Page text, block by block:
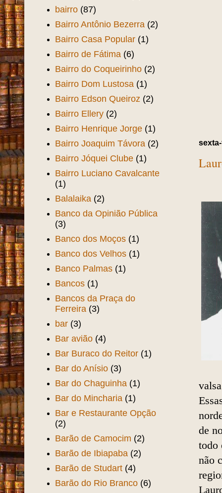
de
todo
não
bairro (87)
Bairro Antônio Bezerra (2)
Bairro Casa Popular (1)
Bairro de Fátima (6)
Bairro do Coqueirinho (2)
Bairro Dom Lustosa (1)
Bairro Edson Queiroz (2)
Bairro Ellery (2)
Bairro Henrique Jorge (1)
Bairro Joaquim Távora (2)
Bairro Jóquei Clube (1)
Bairro Luciano Cavalcante
(1)
Balalaika (2)
Banco da Opinião Pública
(3)
Banco dos Moços (1)
Banco dos Velhos (1)
Banco Palmas (1)
Bancos (1)
Bancos da Praça do
Ferreira (3)
bar (3)
Bar avião (4)
Bar Buraco do Reitor (1)
Bar do Anísio (3)
Bar do Chaguinha (1)
Bar do Mincharia (1)
Bar e Restaurante Opção
(2)
Barão de Camocim (2)
Barão de Ibiapaba (2)
Barão de Studart (4)
Barão do Rio Branco (6)